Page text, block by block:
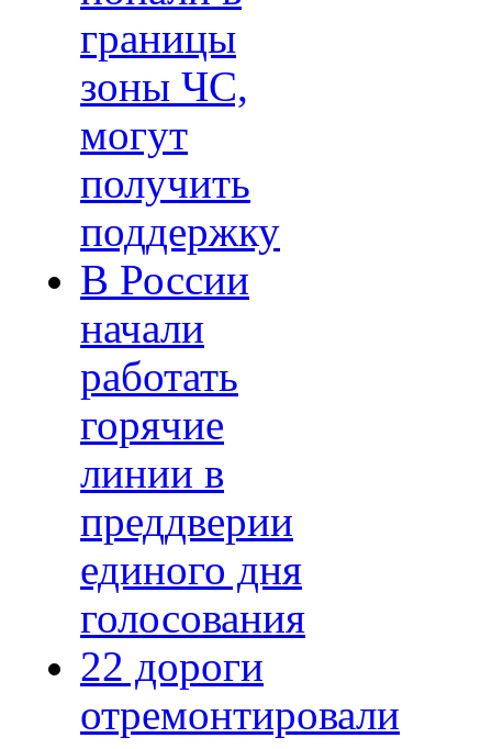
границы
зоны ЧС,
могут
получить
поддержку
В России
начали
работать
горячие
линии в
преддверии
единого дня
голосования
22 дороги
отремонтировали